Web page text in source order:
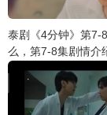
泰剧《4分钟》第7-
么，第7-8集剧情介